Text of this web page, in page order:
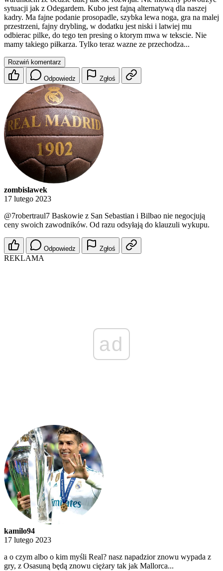
sytuacji jak z Odegardem. Kubo jest fajną alternatywą dla naszej
kadry. Ma fajne podanie prosopadle, szybka lewa noga, gra na malej
przestrzeni, fajny drybling, w dodatku jest niski i latwiej mu
odbierac pilke, do tego ten presing o ktorym mwa w tekscie. Nie
mamy takiego piłkarza. Tylko teraz wazne ze przechodza...
Rozwiń komentarz
Odpowiedz Zgłoś
zombislawek
17 lutego 2023
@7robertraul7 Baskowie z San Sebastian i Bilbao nie negocjują
ceny swoich zawodników. Od razu odsyłają do klauzuli wykupu.
Odpowiedz Zgłoś
REKLAMA
ad
kamilo94
17 lutego 2023
a o czym albo o kim myśli Real? nasz napadzior znowu wypada z
gry, z Osasuną będą znowu ciężary tak jak Mallorca...